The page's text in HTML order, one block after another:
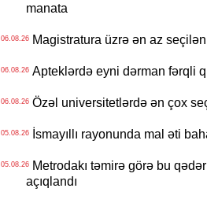
manata
06.08.26Magistratura üzrə ən az
06.08.26Apteklərdə eyni dərman fərqli
06.08.26Özəl universitetlərdə ən çox
05.08.26İsmayıllı rayonunda mal əti
05.08.26Metrodakı təmirə görə bu
açıqlandı